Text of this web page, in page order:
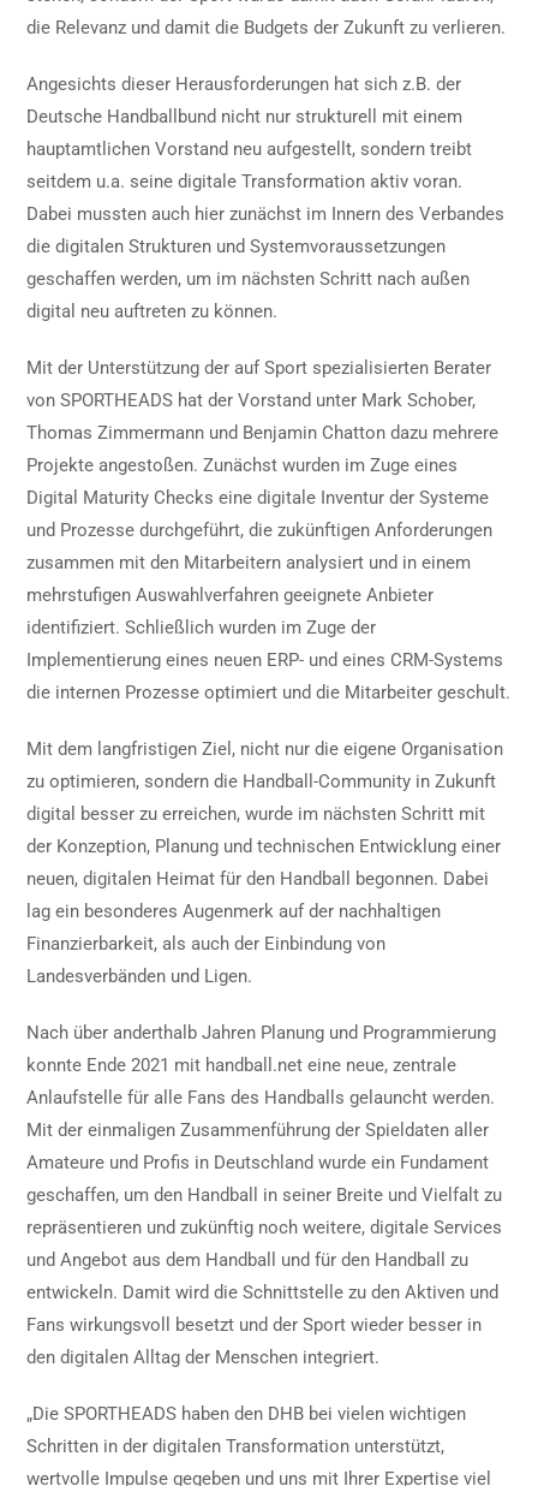
die Relevanz und damit die Budgets der Zukunft zu verlieren.
Angesichts dieser Herausforderungen hat sich z.B. der
Deutsche Handballbund nicht nur strukturell mit einem
hauptamtlichen Vorstand neu aufgestellt, sondern treibt
seitdem u.a. seine digitale Transformation aktiv voran.
Dabei mussten auch hier zunächst im Innern des Verbandes
die digitalen Strukturen und Systemvoraussetzungen
geschaffen werden, um im nächsten Schritt nach außen
digital neu auftreten zu können.
Mit der Unterstützung der auf Sport spezialisierten Berater
von SPORTHEADS hat der Vorstand unter Mark Schober,
Thomas Zimmermann und Benjamin Chatton dazu mehrere
Projekte angestoßen. Zunächst wurden im Zuge eines
Digital Maturity Checks eine digitale Inventur der Systeme
und Prozesse durchgeführt, die zukünftigen Anforderungen
zusammen mit den Mitarbeitern analysiert und in einem
mehrstufigen Auswahlverfahren geeignete Anbieter
identifiziert. Schließlich wurden im Zuge der
Implementierung eines neuen ERP- und eines CRM-Systems
die internen Prozesse optimiert und die Mitarbeiter geschult.
Mit dem langfristigen Ziel, nicht nur die eigene Organisation
zu optimieren, sondern die Handball-Community in Zukunft
digital besser zu erreichen, wurde im nächsten Schritt mit
der Konzeption, Planung und technischen Entwicklung einer
neuen, digitalen Heimat für den Handball begonnen. Dabei
lag ein besonderes Augenmerk auf der nachhaltigen
Finanzierbarkeit, als auch der Einbindung von
Landesverbänden und Ligen.
Nach über anderthalb Jahren Planung und Programmierung
konnte Ende 2021 mit handball.net eine neue, zentrale
Anlaufstelle für alle Fans des Handballs gelauncht werden.
Mit der einmaligen Zusammenführung der Spieldaten aller
Amateure und Profis in Deutschland wurde ein Fundament
geschaffen, um den Handball in seiner Breite und Vielfalt zu
repräsentieren und zukünftig noch weitere, digitale Services
und Angebot aus dem Handball und für den Handball zu
entwickeln. Damit wird die Schnittstelle zu den Aktiven und
Fans wirkungsvoll besetzt und der Sport wieder besser in
den digitalen Alltag der Menschen integriert.
„Die SPORTHEADS haben den DHB bei vielen wichtigen
Schritten in der digitalen Transformation unterstützt,
wertvolle Impulse gegeben und uns mit Ihrer Expertise viel